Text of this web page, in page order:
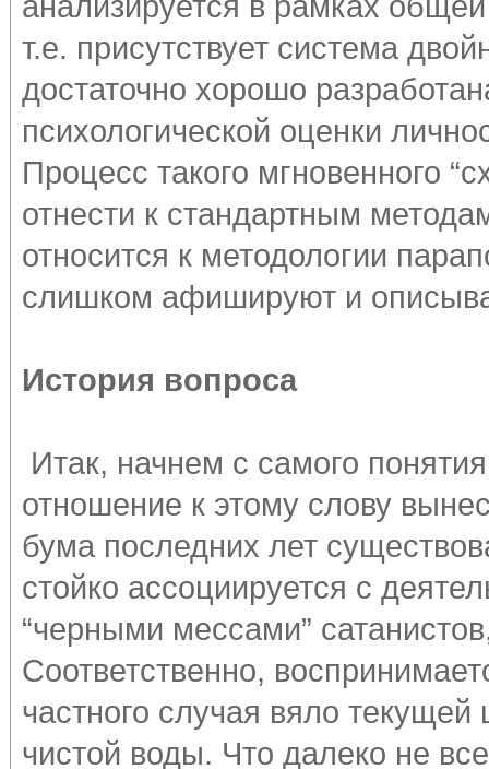
т.е. присутствует система
достаточно хорошо
психологической оценки
Процесс такого мгновенного
отнести к стандартным
относится к методологии
слишком афишируют и
История вопроса
Итак, начнем с самого
отношение к этому слову
бума последних лет
стойко ассоциируется с
“черными мессами”
Соответственно,
частного случая вяло
чистой воды. Что далеко не